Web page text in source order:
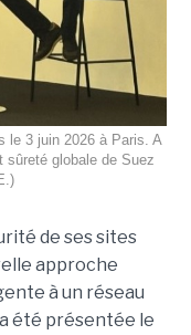
le 3 juin 2026 à Paris. A
sûreté globale de Suez
de ses sites
approche
à un réseau
été présentée le